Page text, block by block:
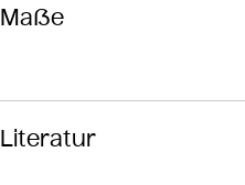
Maße
Literatur